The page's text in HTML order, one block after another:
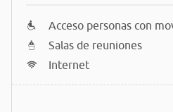
Acceso personas con
Salas de reuniones
Internet